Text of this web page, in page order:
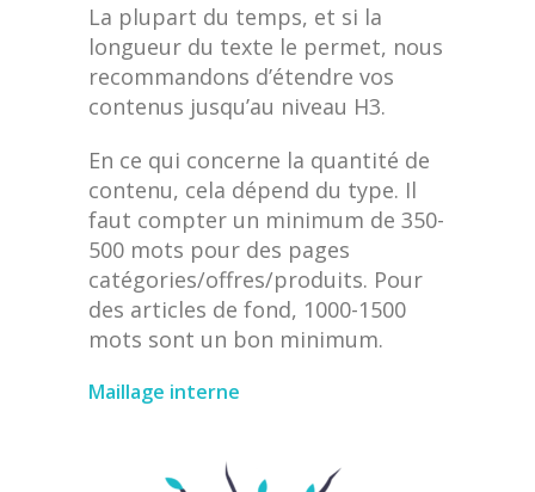
La plupart du temps, et si la
longueur du texte le permet, nous
recommandons d’étendre vos
contenus jusqu’au niveau H3.
En ce qui concerne la quantité de
contenu, cela dépend du type. Il
faut compter un minimum de 350-
500 mots pour des pages
catégories/offres/produits. Pour
des articles de fond, 1000-1500
mots sont un bon minimum.
Maillage interne